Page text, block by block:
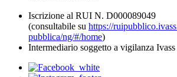
Iscrizione al RUI N. D000089049
(consultabile su https://
pubblica/ng/#/home)
Intermediario soggetto a vigilanza Ivass